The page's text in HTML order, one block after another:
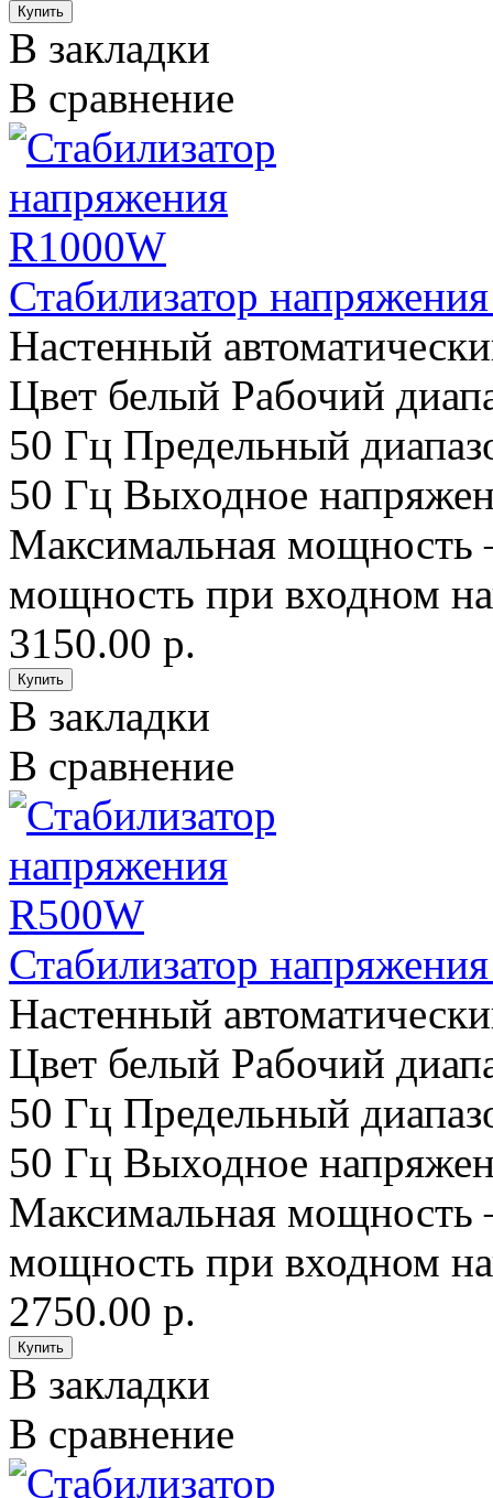
В закладки
В сравнение
Стабилизатор
Настенный
Цвет белый Рабочий
50 Гц Предельный
50 Гц Выходное
Максимальная мощность
мощность при входном
3150.00 р.
В закладки
В сравнение
Стабилизатор
Настенный
Цвет белый Рабочий
50 Гц Предельный
50 Гц Выходное
Максимальная мощность
мощность при входном
2750.00 р.
В закладки
В сравнение